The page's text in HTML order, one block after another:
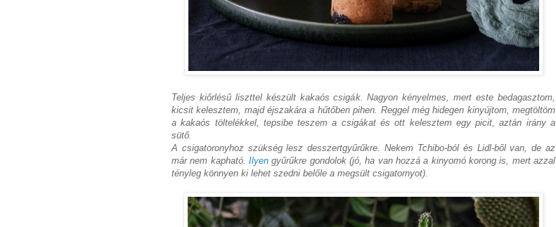
Teljes kiőrlésű liszttel készült kakaós csigák. Nagyon kényelmes, mert este bedagasztom,
kicsit kelesztem, majd éjszakára a hűtőben pihen. Reggel még hidegen kinyújtom, megtöltöm
a kakaós töltelékkel, tepsibe teszem a csigákat és ott kelesztem egy picit, aztán irány a
sütő.
A csigatoronyhoz szükség lesz desszertgyűrűkre. Nekem Tchibo-ból és Lidl-ből van, de az
már nem kapható. Ilyengyűrűkre gondolok (jó, ha van hozzá a kinyomó korong is, mert azzal
tényleg könnyen ki lehet szedni belőle a megsült csigatornyot).